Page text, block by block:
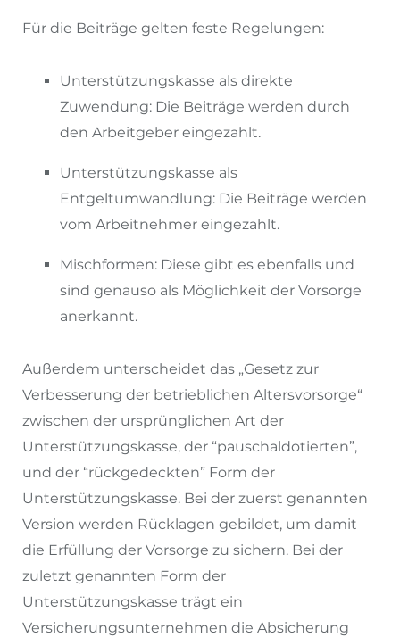
Für die Beiträge gelten feste Regelungen:
Unterstützungskasse als direkte
Zuwendung: Die Beiträge werden durch
den Arbeitgeber eingezahlt.
Unterstützungskasse als
Entgeltumwandlung: Die Beiträge werden
vom Arbeitnehmer eingezahlt.
Mischformen: Diese gibt es ebenfalls und
sind genauso als Möglichkeit der Vorsorge
anerkannt.
Außerdem unterscheidet das „Gesetz zur
Verbesserung der betrieblichen Altersvorsorge“
zwischen der ursprünglichen Art der
Unterstützungskasse, der “pauschaldotierten”,
und der “rückgedeckten” Form der
Unterstützungskasse. Bei der zuerst genannten
Version werden Rücklagen gebildet, um damit
die Erfüllung der Vorsorge zu sichern. Bei der
zuletzt genannten Form der
Unterstützungskasse trägt ein
Versicherungsunternehmen die Absicherung